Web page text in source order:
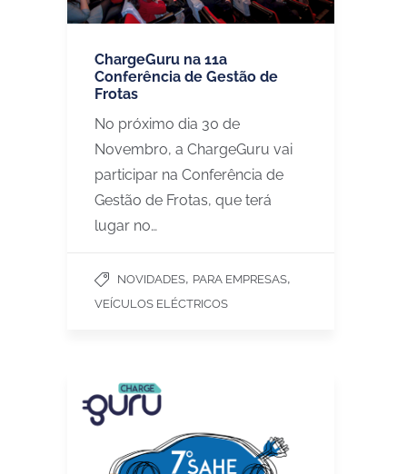
ChargeGuru na 11a
Conferência de Gestão de
Frotas
No próximo dia 30 de
Novembro, a ChargeGuru vai
participar na Conferência de
Gestão de Frotas, que terá
lugar no…
NOVIDADES, PARA EMPRESAS,
VEÍCULOS ELÉCTRICOS